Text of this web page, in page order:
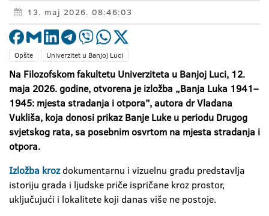
13. maj 2026. 08:46:03
Opšte Univerzitet u Banjoj Luci
Na Filozofskom fakultetu Univerziteta u Banjoj Luci, 12.
maja 2026. godine, otvorena je izložba „Banja Luka 1941–
1945: mjesta stradanja i otpora”, autora dr Vladana
Vukliša, koja donosi prikaz Banje Luke u periodu Drugog
svjetskog rata, sa posebnim osvrtom na mjesta stradanja i
otpora.
Izložba krozdokumentarnu i vizuelnu građu predstavlja
istoriju grada i ljudske priče ispričane kroz prostor,
uključujući i lokalitete koji danas više ne postoje.